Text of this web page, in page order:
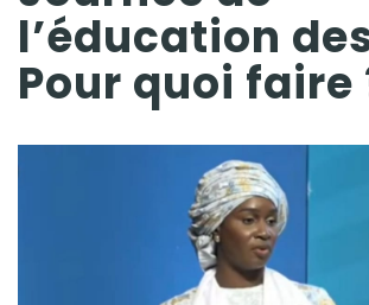
l’éducation
Pour quoi faire